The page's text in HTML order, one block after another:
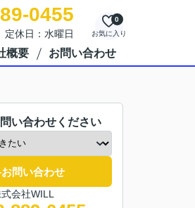
0455
休日：水曜日 お気に入り
0
概要 お問い合わせ
い合わせください
問い合わせ
会社WILL